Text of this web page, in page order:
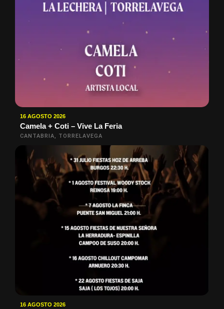
16 AGOSTO 2026
Camela + Coti – Vive La Feria
CANTABRIA, TORRELAVEGA
16 AGOSTO 2026